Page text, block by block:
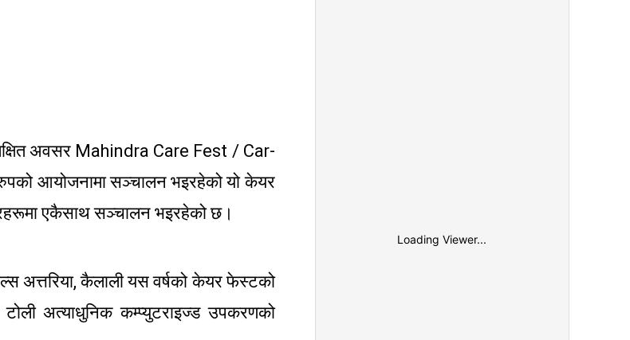
अवसर Mahindra Care Fest / Car-
आयोजनामा सञ्चालन भइरहेको यो केयर
एकैसाथ सञ्चालन भइरहेको छ।
अत्तरिया, कैलाली यस वर्षको केयर फेस्टको
अत्याधुनिक कम्प्युटराइज्ड उपकरणको
Loading Viewer...